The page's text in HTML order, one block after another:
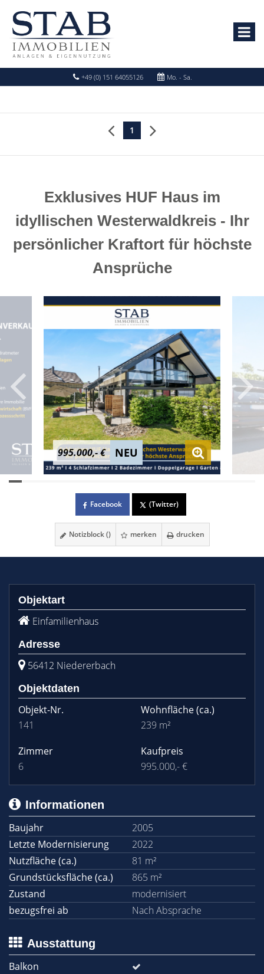
+49 (0) 151 64055126 Mo. - Sa.
1
Exklusives HUF Haus im
idyllischen Westerwaldkreis - Ihr
persönlicher Kraftort für höchste
Ansprüche
995.000,- € NEU
Facebook (Twitter)
Notizblock () merken drucken
Objektart
Einfamilienhaus
Adresse
56412 Niedererbach
Objektdaten
Objekt-Nr.
141
Wohnfläche(ca.)
239 m²
Zimmer
6
Kaufpreis
995.000,- €
Informationen
Baujahr
2005
Letzte Modernisierung
2022
Nutzfläche (ca.)
81 m²
Grundstücksfläche (ca.)
865 m²
Zustand
modernisiert
bezugsfrei ab
Nach Absprache
Ausstattung
Balkon